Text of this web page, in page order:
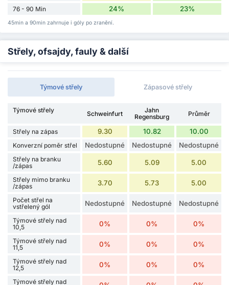
76 - 90 Min 24% 23%
45min a 90min zahrnuje i góly po zranění.
Střely, ofsajdy, fauly & další
Týmové střely Zápasové střely
Týmové střely Schweinfurt
Jahn
Regensburg
Průměr
Střely na zápas 9.30 10.82 10.00
Konverzní poměr střel Nedostupné Nedostupné Nedostupné
Střely na branku
/zápas
5.60 5.09 5.00
Střely mimo branku
/zápas
3.70 5.73 5.00
Počet střel na
vstřelený gól
Nedostupné Nedostupné Nedostupné
Týmové střely nad
10,5
0% 0% 0%
Týmové střely nad
11,5
0% 0% 0%
Týmové střely nad
12,5
0% 0% 0%
Týmové střely nad